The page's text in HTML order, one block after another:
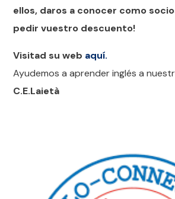
ellos, daros a conocer como
pedir vuestro descuento!
Visitad su web aquí.
Ayudemos a aprender inglés a
C.E.Laietà